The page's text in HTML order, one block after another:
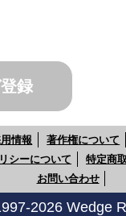
録
情報 著作権について
シーについて
特定商
お問い合わせ
2026 Wedge